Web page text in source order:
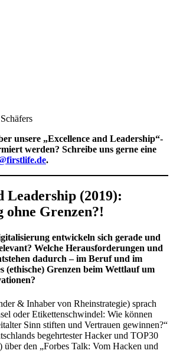
unsere „Excellence and Leadership“-
werden? Schreibe uns gerne eine
.
Leadership (2019):
Grenzen?!
entwickeln sich gerade und
Welche Herausforderungen und
dadurch – im Beruf und im
(ethische) Grenzen beim Wettlauf um
& Inhaber von Rheinstrategie) sprach
oder Etikettenschwindel: Wie können
Sinn stiften und Vertrauen gewinnen?“
begehrtester Hacker und TOP30
über den „Forbes Talk: Vom Hacken und